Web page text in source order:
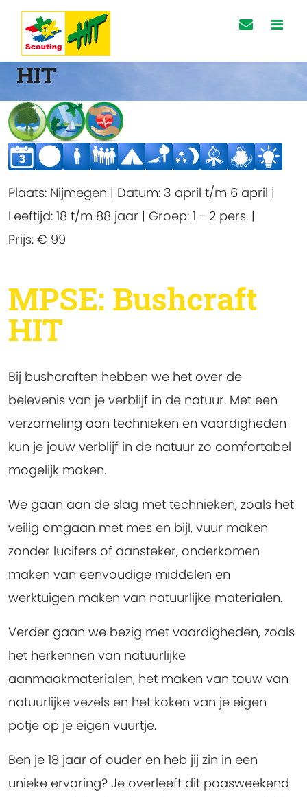
HIT
Plaats: Nijmegen | Datum: 3 april t/m 6 april |
Leeftijd: 18 t/m 88 jaar | Groep: 1 - 2 pers. |
Prijs: € 99
MPSE: Bushcraft
HIT
Bij bushcraften hebben we het over de
belevenis van je verblijf in de natuur. Met een
verzameling aan technieken en vaardigheden
kun je jouw verblijf in de natuur zo comfortabel
mogelijk maken.
We gaan aan de slag met technieken, zoals het
veilig omgaan met mes en bijI, vuur maken
zonder lucifers of aansteker, onderkomen
maken van eenvoudige middelen en
werktuigen maken van natuurlijke materialen.
Verder gaan we bezig met vaardigheden, zoals
het herkennen van natuurlijke
aanmaakmaterialen, het maken van touw van
natuurlijke vezels en het koken van je eigen
potje op je eigen vuurtje.
Ben je 18 jaar of ouder en heb jij zin in een
unieke ervaring? Je overleeft dit paasweekend